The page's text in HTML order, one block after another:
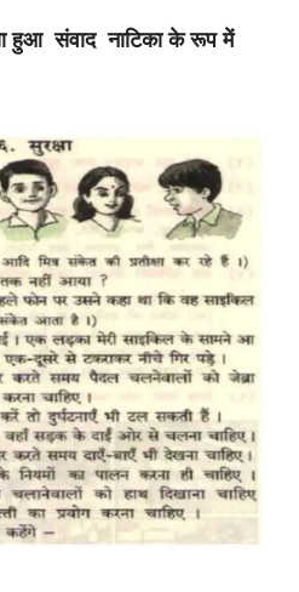
हुआ संवाद नाटिका के रूप में